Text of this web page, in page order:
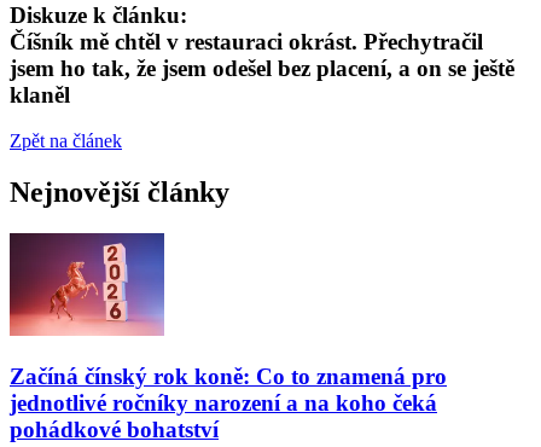
Diskuze k článku:
Číšník mě chtěl v restauraci okrást. Přechytračil
jsem ho tak, že jsem odešel bez placení, a on se ještě
klaněl
Zpět na článek
Nejnovější články
Začíná čínský rok koně: Co to znamená pro
jednotlivé ročníky narození a na koho čeká
pohádkové bohatství